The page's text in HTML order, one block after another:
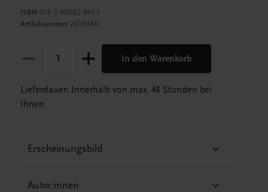
ISBN 978-3-99062-945-1
Artikelnummer20199881
In den Warenkorb
Lieferdauer: Innerhalb von max. 48 Stunden bei
Ihnen
Erscheinungsbild
Autor:innen